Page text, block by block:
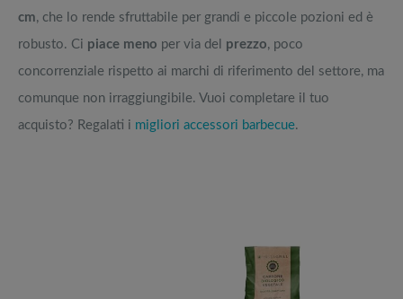
cm, che lo rende sfruttabile per grandi e piccole pozioni ed è
robusto. Ci piace meno per via del prezzo, poco
concorrenziale rispetto ai marchi di riferimento del settore, ma
comunque non irraggiungibile. Vuoi completare il tuo
acquisto? Regalati i migliori accessori barbecue.